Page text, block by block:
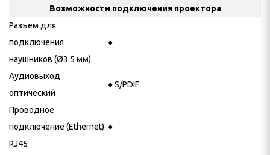
Возможности подключения проектора
Разъем для
подключения
наушников (Ø3.5 мм)
●
Аудиовыход
оптический
● S/PDIF
Проводное
подключение (Ethernet)
RJ45
●